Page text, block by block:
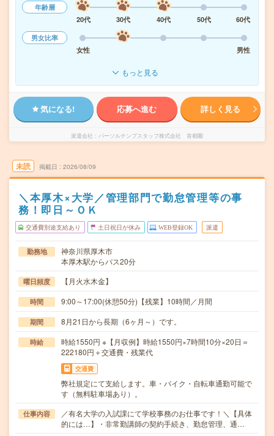
年齢層
20代
30代 40代 50代
60代
男女比率
女性
男性
もっと見る
気になる! 応募へ進む 詳しく見る
派遣会社 パーソルテンプスタッフ株式会社 首都圏
未読 掲載日 2026/08/09
＼本厚木×大学／管理部門で勤怠管理等の事
務！即日～ＯＫ
交通費別途支給あり 土日祝日が休み WEB登録OK 派遣
勤務地
神奈川県厚木市
本厚木駅からバス20分
曜日頻度 【月火水木金】
時間 9:00～17:00(休憩50分)【残業】10時間／月間
期間 8月21日から長期（6ヶ月～）です。
時給
時給1550円 ※【月収例】時給1550円×7時間10分×20日＝
222180円＋交通費・残業代
交通費
弊社規定にて支給します。車・バイク・自転車通勤可能で
す（無料駐車場あり）。
仕事内容
／有名大学の入試課にて学校事務のお仕事です！＼【具体
的には…】・非常勤講師の契約手続き、勤怠管理、通…